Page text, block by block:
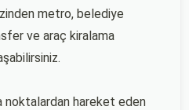
metro, belediye
ve araç kiralama
noktalardan hareket eden